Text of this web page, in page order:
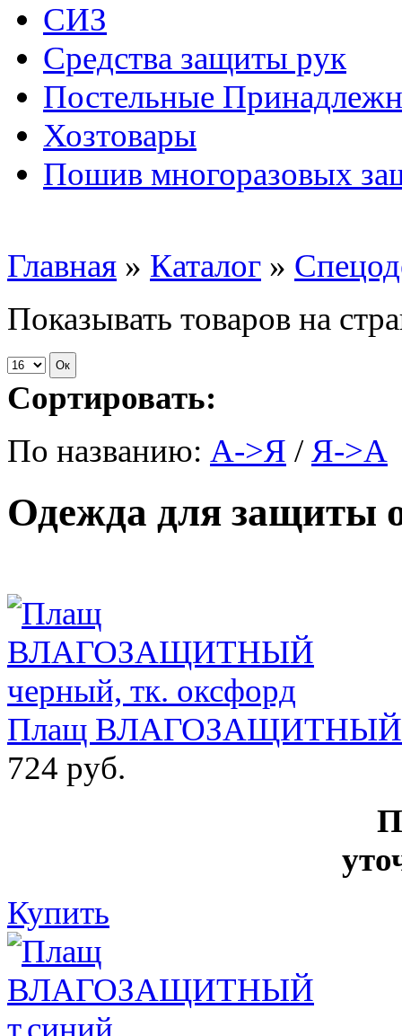
СИЗ
Средства защиты рук
Постельные
Хозтовары
Пошив многоразовых
Главная » Каталог »
Показывать товаров на
Сортировать:
По названию: А->Я / Я->А
Одежда для защиты
Плащ ВЛАГОЗАЩИТНЫЙ
724 руб.
Купить